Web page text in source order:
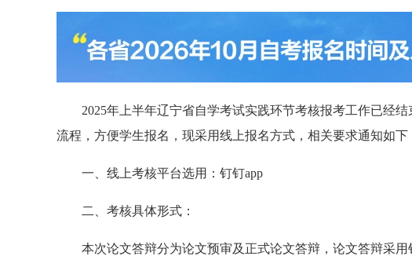
2025年上半年辽宁省自学考试实践环节考核报考工作已经
流程，方便学生报名，现采用线上报名方式，相关要求通知如下
一、线上考核平台选用：钉钉app
二、考核具体形式：
本次论文答辩分为论文预审及正式论文答辩，论文答辩采用